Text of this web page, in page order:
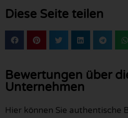
Diese Seite teilen
Bewertungen über
Unternehmen
Hier können Sie authentische